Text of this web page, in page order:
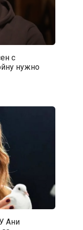
с
нужно
Ани